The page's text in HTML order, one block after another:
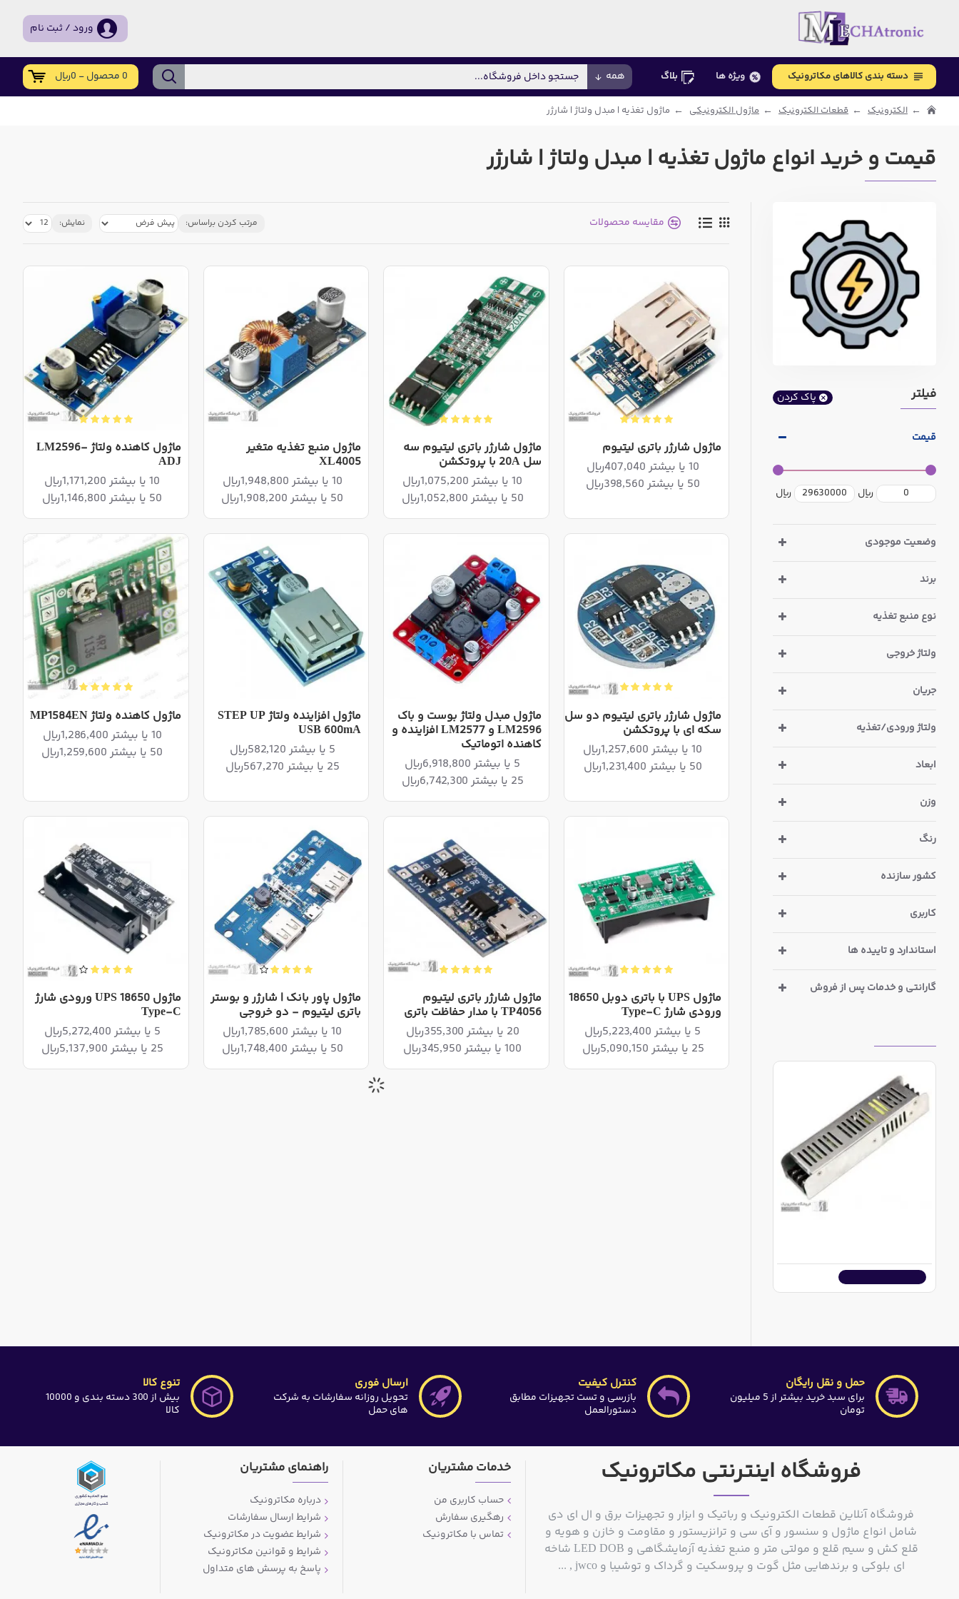
ورود / ثبت نام
دسته بندی کالاهای مکاترونیک ویژه ها بلاگ همه 0 محصول - 0ریال
الکترونیک قطعات الکترونیک ماژول الکترونیکی ماژول تغذیه | مبدل ولتاژ | شارژر
قیمت و خرید انواع ماژول تغذیه | مبدل ولتاژ | شارژر
فیلتر پاک کردن
قیمت
ریال ریال
برند
رنگ
ولتاژ خروجی
جریان
ولتاژ ورودی/تغذیه
وزن
استاندارد و تاییده ها
کاربری
کشور سازنده
نوع منبع تغذیه
گارانتی و خدمات پس از فروش
ابعاد
وضعیت موجودی
مقایسه محصولات مرتب کردن براساس: نمایش:
ماژول شارژر باتری لیتیوم
10 یا بیشتر 407,040ریال
50 یا بیشتر 398,560ریال
ماژول شارژر باتری لیتیوم سه
سل 20A با پروتکشن
10 یا بیشتر 1,075,200ریال
50 یا بیشتر 1,052,800ریال
ماژول منبع تغذیه متغیر
XL4005
10 یا بیشتر 1,948,800ریال
50 یا بیشتر 1,908,200ریال
ماژول کاهنده ولتاژ LM2596-
ADJ
10 یا بیشتر 1,171,200ریال
50 یا بیشتر 1,146,800ریال
ماژول شارژر باتری لیتیوم دو سل
سکه ای با پروتکشن
10 یا بیشتر 1,257,600ریال
50 یا بیشتر 1,231,400ریال
ماژول مبدل ولتاژ بوست و باک
LM2596 و LM2577 افزاینده و
کاهنده اتوماتیک
5 یا بیشتر 6,918,800ریال
25 یا بیشتر 6,742,300ریال
ماژول افزاینده ولتاژ STEP UP
USB 600mA
5 یا بیشتر 582,120ریال
25 یا بیشتر 567,270ریال
ماژول کاهنده ولتاژ MP1584EN
10 یا بیشتر 1,286,400ریال
50 یا بیشتر 1,259,600ریال
ماژول UPS با باتری دوبل 18650
ورودی شارژ Type-C
5 یا بیشتر 5,223,400ریال
25 یا بیشتر 5,090,150ریال
ماژول شارژر باتری لیتیوم
TP4056 با مدار حفاظت باتری
20 یا بیشتر 355,300ریال
100 یا بیشتر 345,950ریال
ماژول پاور بانک | شارژر و بوستر
باتری لیتیوم - دو خروجی
10 یا بیشتر 1,785,600ریال
50 یا بیشتر 1,748,400ریال
ماژول UPS 18650 ورودی شارژ
Type-C
5 یا بیشتر 5,272,400ریال
25 یا بیشتر 5,137,900ریال
حمل و نقل رایگان
برای سبد خرید بیشتر از 5 میلیون
تومان
کنترل کیفیت
بازرسی و تست تجهیزات مطابق
دستورالعمل
ارسال فوری
تحویل روزانه سفارشات به شرکت
های حمل
تنوع کالا
بیش از 300 دسته بندی و 10000
کالا
فروشگاه اینترنتی مکاترونیک
فروشگاه آنلاین قطعات الکترونیک و رباتیک و ابزار و تجهیزات برق و ال ای دی
شامل انواع ماژول و سنسور و آی سی و ترانزیستور و مقاومت و خازن و هویه و
قلع کش و سیم قلع و مولتی متر و منبع تغذیه آزمایشگاهی و LED DOB شاخه
ای بلوکی و برندهایی مثل گوت و پروسکیت و گرداک و توشیبا و jwco , ...
خدمات مشتریان
حساب کاربری من
رهگیری سفارش
تماس با مکاترونیک
راهنمای مشتریان
درباره مکاترونیک
شرایط ارسال سفارشات
شرایط عضویت در مکاترونیک
شرایط و قوانین مکاترونیک
پاسخ به پرسش های متداول